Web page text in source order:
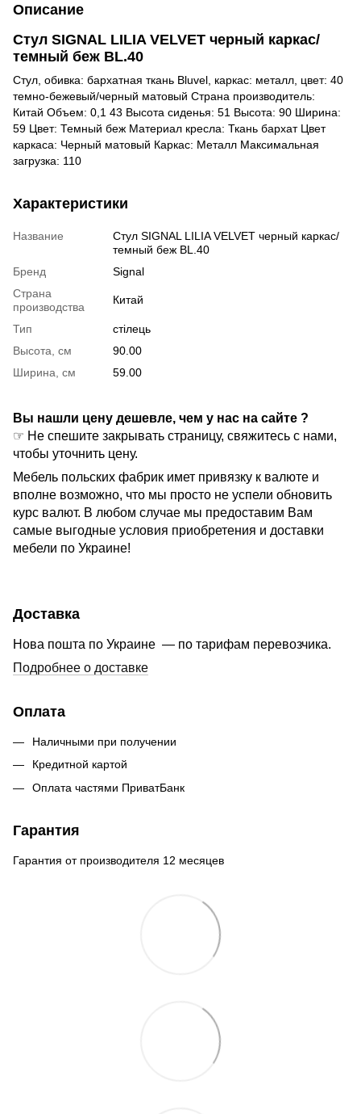
Описание
Стул SIGNAL LILIA VELVET черный каркас/
темный беж BL.40
Стул, обивка: бархатная ткань Bluvel, каркас: металл, цвет: 40
темно-бежевый/черный матовый Страна производитель:
Китай Объем: 0,1 43 Высота сиденья: 51 Высота: 90 Ширина:
59 Цвет: Темный беж Материал кресла: Ткань бархат Цвет
каркаса: Черный матовый Каркас: Металл Максимальная
загрузка: 110
Характеристики
Название
Стул SIGNAL LILIA VELVET черный каркас/
темный беж BL.40
Бренд
Signal
Страна
производства
Китай
Тип
стілець
Высота, см
90.00
Ширина, см
59.00
Вы нашли цену дешевле, чем у нас на сайте ?
☞ Не спешите закрывать страницу, свяжитесь с нами,
чтобы уточнить цену.
Мебель польских фабрик имет привязку к валюте и
вполне возможно, что мы просто не успели обновить
курс валют. В любом случае мы предоставим Вам
самые выгодные условия приобретения и доставки
мебели по Украине!
Доставка
Нова пошта по Украине — по тарифам перевозчика.
Подробнее о доставке
Оплата
Наличными при получении
Кредитной картой
Оплата частями ПриватБанк
Гарантия
Гарантия от производителя 12 месяцев